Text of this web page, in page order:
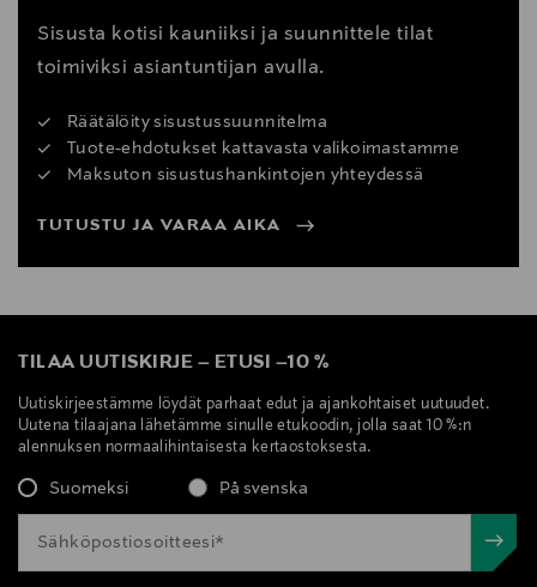
Sisusta kotisi kauniiksi ja suunnittele tilat
toimiviksi asiantuntijan avulla.
Räätälöity sisustussuunnitelma
Tuote-ehdotukset kattavasta valikoimastamme
Maksuton sisustushankintojen yhteydessä
TUTUSTU JA VARAA AIKA
TILAA UUTISKIRJE – ETUSI –10 %
Uutiskirjeestämme löydät parhaat edut ja ajankohtaiset uutuudet.
Uutena tilaajana lähetämme sinulle etukoodin, jolla saat 10 %:n
alennuksen normaalihintaisesta kertaostoksesta.
Suomeksi På svenska